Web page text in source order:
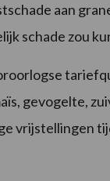
aan
schade zou
gevogelte,
vrijstellingen